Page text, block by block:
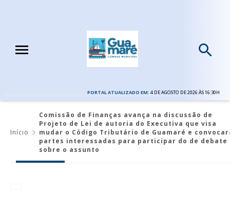
PORTAL ATUALIZADO EM: 4 DE AGOSTO DE 2026 ÀS 16:30H
Início
Comissão de Finanças avança na discussão de
Projeto de Lei de autoria do Executiva que visa
mudar o Código Tributário de Guamaré e
partes interessadas para participar do de debate
sobre o assunto